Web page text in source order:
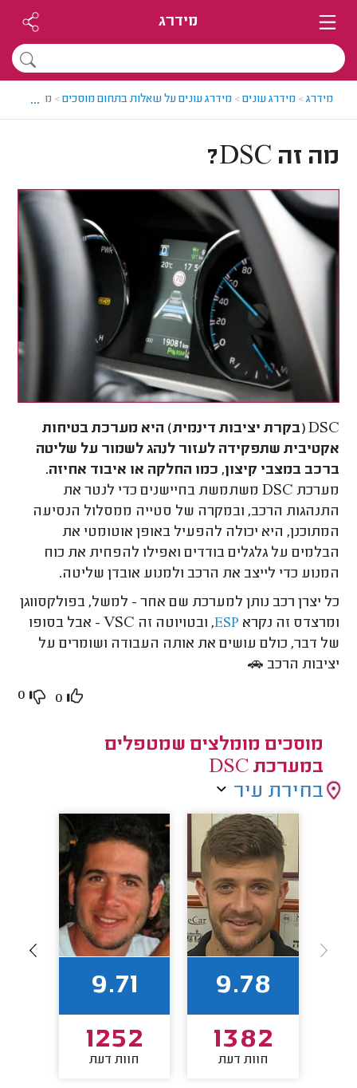
מידרג
מידרג> מידרג עונים> מידרג עונים על שאלות בתחום מוסכים> מה זה DSC?
...
מה זה DSC?
DSC (בקרת יציבות דינמית) היא מערכת בטיחות
אקטיבית שתפקידה לעזור לנהג לשמור על שליטה
ברכב במצבי קיצון, כמו החלקה או איבוד אחיזה.
מערכת DSC משתמשת בחיישנים כדי לנטר את
התנהגות הרכב, ובמקרה של סטייה ממסלול הנסיעה
המתוכנן, היא יכולה להפעיל באופן אוטומטי את
הבלמים על גלגלים בודדים ואפילו להפחית את כוח
המנוע כדי לייצב את הרכב ולמנוע אובדן שליטה.
כל יצרן רכב נותן למערכת שם אחר - למשל, בפולקסווגן
ומרצדס זה נקרא ESP
, ובטויוטה זה VSC - אבל בסופו
של דבר, כולם עושים את אותה העבודה ושומרים על
יציבות הרכב 🚗
0
0
מוסכים מומלצים שמטפלים
במערכת DSC
בחירת עיר
9.78
1382
חוות דעת
9.71
1252
חוות דעת